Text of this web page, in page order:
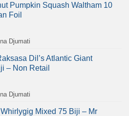
Pumpkin Squash Waltham 10
Foil
Djumati
Dil’s Atlantic Giant
– Non Retail
Djumati
Mixed 75 Biji – Mr